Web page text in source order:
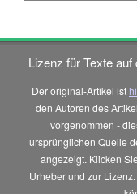
Lizenz für Texte auf
Der original-Artikel ist
den Autoren des
vorgenommen -
ursprünglichen Quelle
angezeigt. Klicken
Urheber und zur